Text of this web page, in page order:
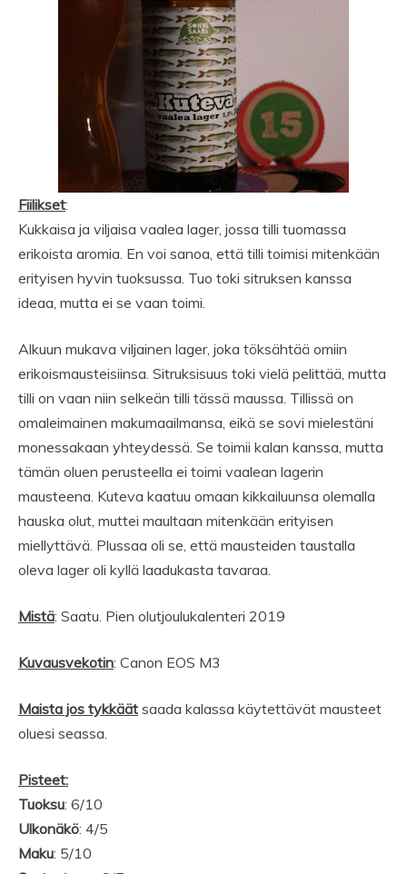
Fiilikset:
Kukkaisa ja viljaisa vaalea lager, jossa tilli tuomassa
erikoista aromia. En voi sanoa, että tilli toimisi mitenkään
erityisen hyvin tuoksussa. Tuo toki sitruksen kanssa
ideaa, mutta ei se vaan toimi.
Alkuun mukava viljainen lager, joka töksähtää omiin
erikoismausteisiinsa. Sitruksisuus toki vielä pelittää, mutta
tilli on vaan niin selkeän tilli tässä maussa. Tillissä on
omaleimainen makumaailmansa, eikä se sovi mielestäni
monessakaan yhteydessä. Se toimii kalan kanssa, mutta
tämän oluen perusteella ei toimi vaalean lagerin
mausteena. Kuteva kaatuu omaan kikkailuunsa olemalla
hauska olut, muttei maultaan mitenkään erityisen
miellyttävä. Plussaa oli se, että mausteiden taustalla
oleva lager oli kyllä laadukasta tavaraa.
Mistä: Saatu. Pien olutjoulukalenteri 2019
Kuvausvekotin: Canon EOS M3
Maista jos tykkäät saada kalassa käytettävät mausteet
oluesi seassa.
Pisteet:
Tuoksu: 6/10
Ulkonäkö: 4/5
Maku: 5/10